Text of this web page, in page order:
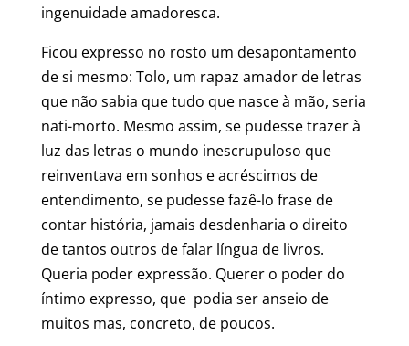
ingenuidade amadoresca.
Ficou expresso no rosto um desapontamento
de si mesmo: Tolo, um rapaz amador de letras
que não sabia que tudo que nasce à mão, seria
nati-morto. Mesmo assim, se pudesse trazer à
luz das letras o mundo inescrupuloso que
reinventava em sonhos e acréscimos de
entendimento, se pudesse fazê-lo frase de
contar história, jamais desdenharia o direito
de tantos outros de falar língua de livros.
Queria poder expressão. Querer o poder do
íntimo expresso, que podia ser anseio de
muitos mas, concreto, de poucos.